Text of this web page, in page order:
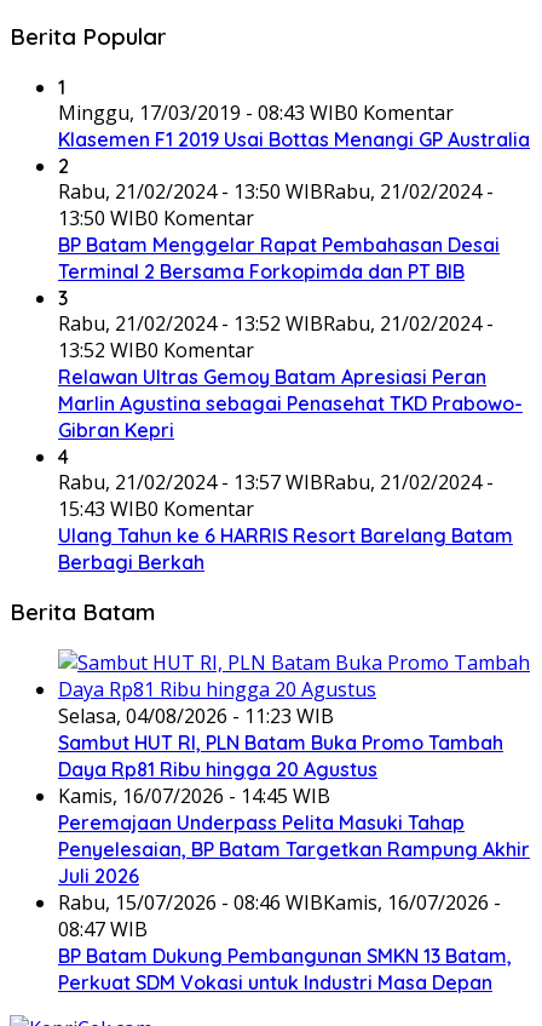
Berita Popular
1
Minggu, 17/03/2019 - 08:43 WIB0 Komentar
Klasemen F1 2019 Usai Bottas Menangi GP Australia
2
Rabu, 21/02/2024 - 13:50 WIBRabu, 21/02/2024 -
13:50 WIB0 Komentar
BP Batam Menggelar Rapat Pembahasan Desai
Terminal 2 Bersama Forkopimda dan PT BIB
3
Rabu, 21/02/2024 - 13:52 WIBRabu, 21/02/2024 -
13:52 WIB0 Komentar
Relawan Ultras Gemoy Batam Apresiasi Peran
Marlin Agustina sebagai Penasehat TKD Prabowo-
Gibran Kepri
4
Rabu, 21/02/2024 - 13:57 WIBRabu, 21/02/2024 -
15:43 WIB0 Komentar
Ulang Tahun ke 6 HARRIS Resort Barelang Batam
Berbagi Berkah
Berita Batam
Selasa, 04/08/2026 - 11:23 WIB
Sambut HUT RI, PLN Batam Buka Promo Tambah
Daya Rp81 Ribu hingga 20 Agustus
Kamis, 16/07/2026 - 14:45 WIB
Peremajaan Underpass Pelita Masuki Tahap
Penyelesaian, BP Batam Targetkan Rampung Akhir
Juli 2026
Rabu, 15/07/2026 - 08:46 WIBKamis, 16/07/2026 -
08:47 WIB
BP Batam Dukung Pembangunan SMKN 13 Batam,
Perkuat SDM Vokasi untuk Industri Masa Depan